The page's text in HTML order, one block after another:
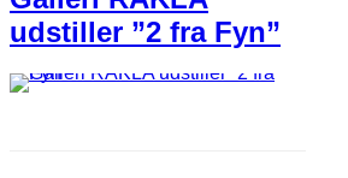
udstiller ”2 fra Fyn”